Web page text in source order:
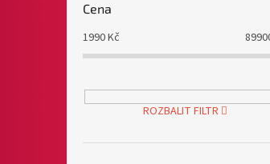
Cena
1990Kč
ROZBALIT FILTR